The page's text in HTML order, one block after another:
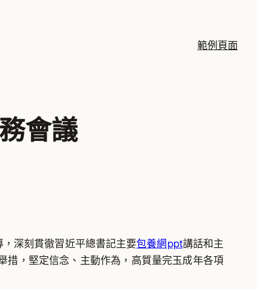
範例頁面
會議
深刻貫徹習近平總書記主要包養網ppt講話和主
措，堅定信念、主動作為，高質量完玉成年各項